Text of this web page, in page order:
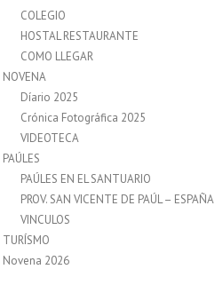
COLEGIO
HOSTAL RESTAURANTE
COMO LLEGAR
NOVENA
Díario 2025
Crónica Fotográfica 2025
VIDEOTECA
PAÚLES
PAÚLES EN EL SANTUARIO
PROV. SAN VICENTE DE PAÚL – ESPAÑA
VINCULOS
TURÍSMO
Novena 2026